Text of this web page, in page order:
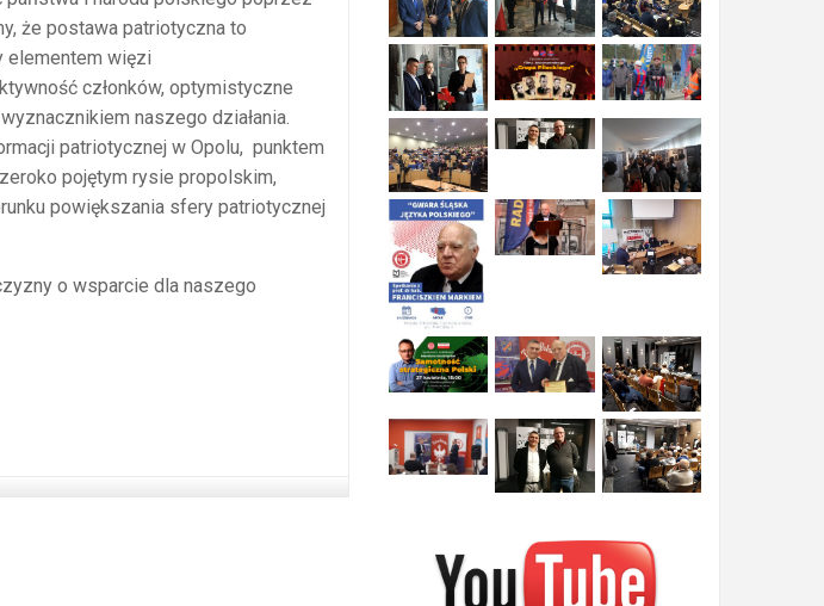
że postawa patriotyczna to
elementem więzi
członków, optymistyczne
naszego działania.
patriotycznej w Opolu, punktem
pojętym rysie propolskim,
powiększania sfery patriotycznej
o wsparcie dla naszego